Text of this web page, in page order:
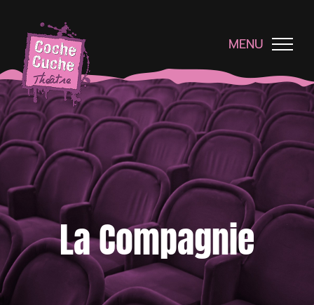
contenu MENU
La Compagnie